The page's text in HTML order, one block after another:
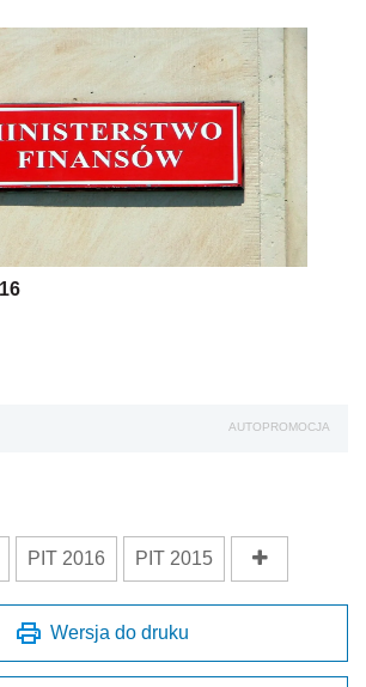
AUTOPROMOCJA
PIT 2016 PIT 2015
Wersja do druku